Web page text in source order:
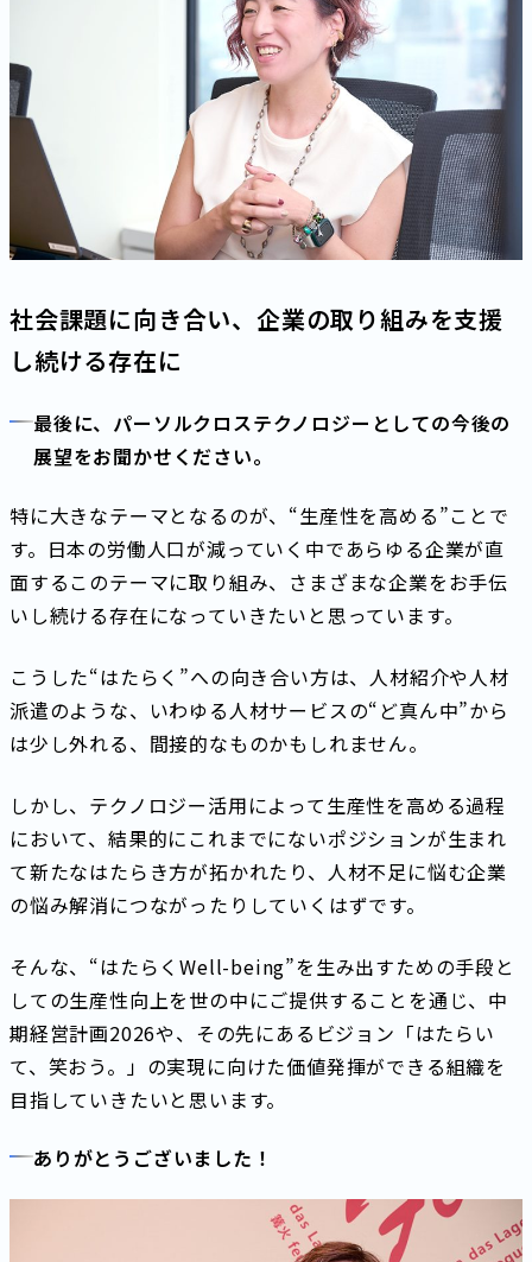
社会課題に向き合い、企業の取り組みを支援
し続ける存在に
最後に、パーソルクロステクノロジーとしての今後の
展望をお聞かせください。
特に大きなテーマとなるのが、“生産性を高める”ことで
す。日本の労働人口が減っていく中であらゆる企業が直
面するこのテーマに取り組み、さまざまな企業をお手伝
いし続ける存在になっていきたいと思っています。
こうした“はたらく”への向き合い方は、人材紹介や人材
派遣のような、いわゆる人材サービスの“ど真ん中”から
は少し外れる、間接的なものかもしれません。
しかし、テクノロジー活用によって生産性を高める過程
において、結果的にこれまでにないポジションが生まれ
て新たなはたらき方が拓かれたり、人材不足に悩む企業
の悩み解消につながったりしていくはずです。
そんな、“はたらくWell-being”を生み出すための手段と
しての生産性向上を世の中にご提供することを通じ、中
期経営計画2026や、その先にあるビジョン「はたらい
て、笑おう。」の実現に向けた価値発揮ができる組織を
目指していきたいと思います。
ありがとうございました！